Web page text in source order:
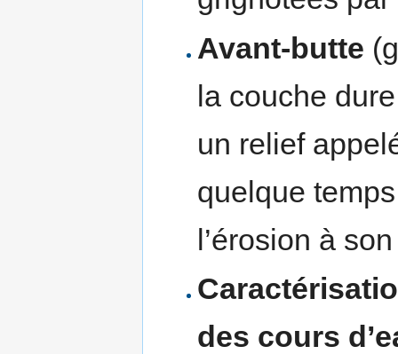
Avant-butte
la couche
un relief
quelque
l’érosion à
des cours